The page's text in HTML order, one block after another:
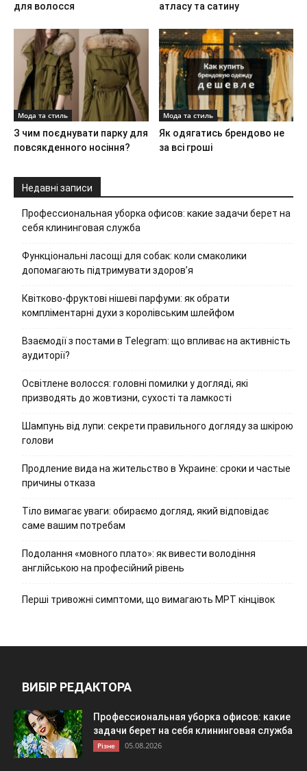
для волосся
атласу та сатину
Мода та стиль
З чим поєднувати парку для
повсякденного носіння?
Мода та стиль
Як одягатись брендово не
за всі гроші
Недавні записи
Профессиональная уборка офисов: какие задачи берет на
себя клининговая служба
Функціональні ласощі для собак: коли смаколики
допомагають підтримувати здоров’я
Квітково-фруктові нішеві парфуми: як обрати
компліментарні духи з королівським шлейфом
Взаємодії з постами в Telegram: що впливає на активність
аудиторії?
Освітлене волосся: головні помилки у догляді, які
призводять до жовтизни, сухості та ламкості
Шампунь від лупи: секрети правильного догляду за шкірою
голови
Продление вида на жительство в Украине: сроки и частые
причины отказа
Тіло вимагає уваги: обираємо догляд, який відповідає
саме вашим потребам
Подолання «мовного плато»: як вивести володіння
англійською на професійний рівень
Перші тривожні симптоми, що вимагають МРТ кінцівок
ВИБІР РЕДАКТОРА
Профессиональная уборка офисов: какие
задачи берет на себя клининговая служба
Різне 05.08.2026